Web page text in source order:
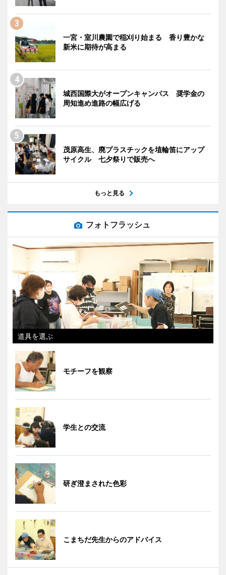
一宮・室川農園で稲刈り始まる 香り豊かな
新米に期待が高まる
城西国際大がオープンキャンパス 奨学金の
周知進め進路の幅広げる
茂原高生、廃プラスチックを埴輪笛にアップ
サイクル 七夕祭りで販売へ
もっと見る
フォトフラッシュ
道具を選ぶ
モチーフを観察
学生との交流
研ぎ澄まされた色彩
こまちだ先生からのアドバイス